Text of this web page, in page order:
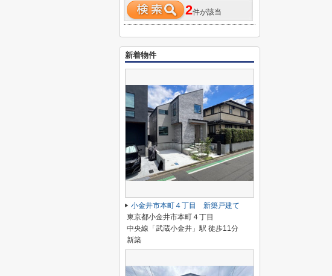
2件が該当
新着物件
小金井市本町４丁目 新築戸建て
東京都小金井市本町４丁目
中央線「武蔵小金井」駅 徒歩11分
新築